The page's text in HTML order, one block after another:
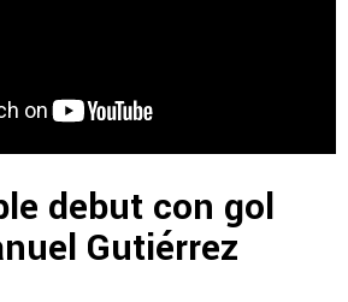
debut con gol
Gutiérrez